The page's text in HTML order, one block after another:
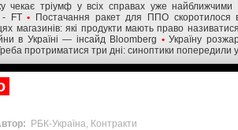
чекає тріумф у всіх справах уже найближчими
- FT •
Постачання ракет для ППО скоротилося
магазинів: які продукти мають право
в Україні — інсайд Bloomberg • Україну
протриматися три дні: синоптики попередили
РБК-Україна, Контракти